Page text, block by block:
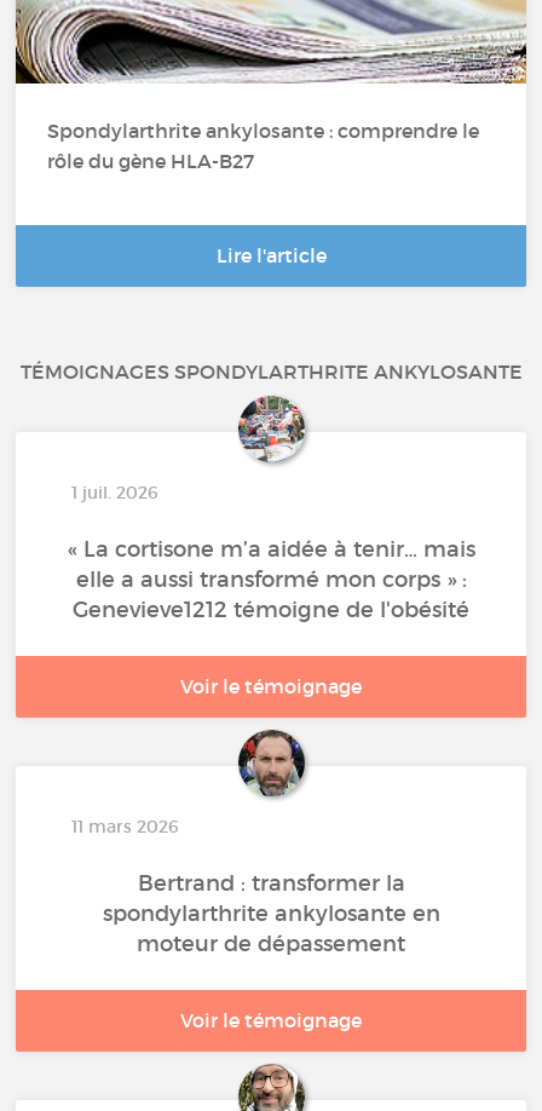
Spondylarthrite ankylosante : comprendre le
rôle du gène HLA-B27
Lire l'article
TÉMOIGNAGES SPONDYLARTHRITE ANKYLOSANTE
1 juil. 2026
« La cortisone m’a aidée à tenir… mais
elle a aussi transformé mon corps » :
Genevieve1212 témoigne de l'obésité
Voir le témoignage
11 mars 2026
Bertrand : transformer la
spondylarthrite ankylosante en
moteur de dépassement
Voir le témoignage